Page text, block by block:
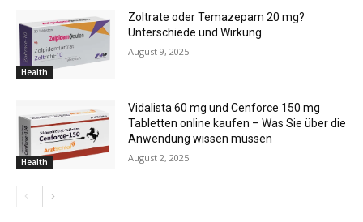
Health
Zoltrate oder Temazepam 20 mg?
Unterschiede und Wirkung
August 9, 2025
Health
Vidalista 60 mg und Cenforce 150 mg
Tabletten online kaufen – Was Sie über die
Anwendung wissen müssen
August 2, 2025